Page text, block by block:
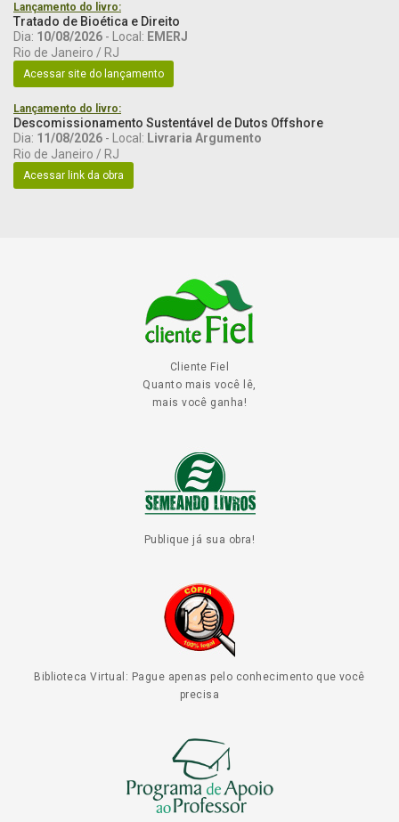
Lançamento do livro:
Tratado de Bioética e Direito
Dia: 10/08/2026 - Local: EMERJ
Rio de Janeiro / RJ
Acessar site do lançamento
Lançamento do livro:
Descomissionamento Sustentável de Dutos Offshore
Dia: 11/08/2026 - Local: Livraria Argumento
Rio de Janeiro / RJ
Acessar link da obra
Cliente Fiel
Quanto mais você lê,
mais você ganha!
Publique já sua obra!
Biblioteca Virtual: Pague apenas pelo conhecimento que você
precisa